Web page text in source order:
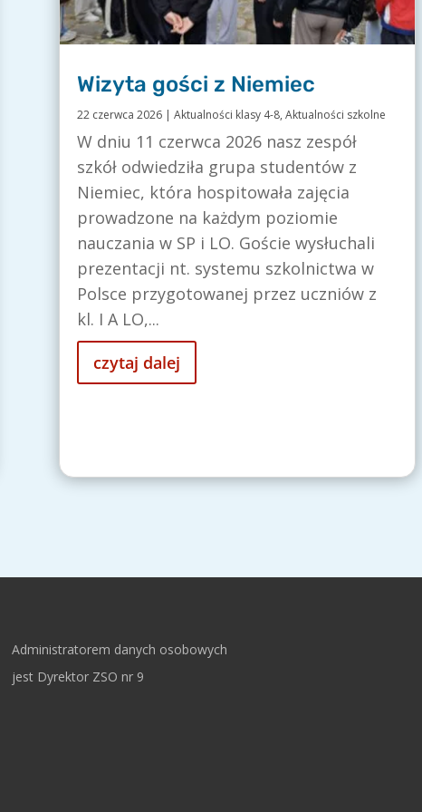
Wizyta gości z Niemiec
22 czerwca 2026| Aktualności klasy 4-8, Aktualności szkolne
W dniu 11 czerwca 2026 nasz zespół
szkół odwiedziła grupa studentów z
Niemiec, która hospitowała zajęcia
prowadzone na każdym poziomie
nauczania w SP i LO. Goście wysłuchali
prezentacji nt. systemu szkolnictwa w
Polsce przygotowanej przez uczniów z
kl. I A LO,...
czytaj dalej
Administratorem danych osobowych
jest Dyrektor ZSO nr 9